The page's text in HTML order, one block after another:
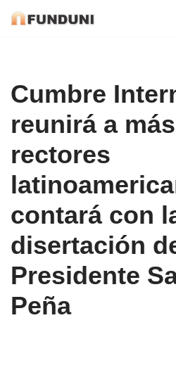
Cumbre
reunirá a
rectores
contará con
disertación
Presidente
Peña